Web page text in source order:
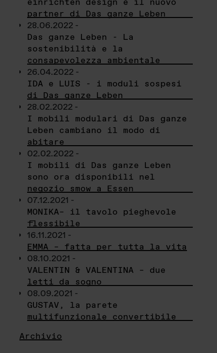
partner di Das ganze Leben
28.06.2022 -
Das ganze Leben - La
sostenibilità e la
consapevolezza ambientale
26.04.2022 -
IDA e LUIS - i moduli sospesi
di Das ganze Leben
28.02.2022 -
I mobili modulari di Das ganze
Leben cambiano il modo di
abitare
02.02.2022 -
I mobili di Das ganze Leben
sono ora disponibili nel
negozio smow a Essen
07.12.2021 -
MONIKA– il tavolo pieghevole
flessibile
16.11.2021 -
EMMA – fatta per tutta la vita
08.10.2021 -
VALENTIN & VALENTINA – due
letti da sogno
08.09.2021 -
GUSTAV, la parete
multifunzionale convertibile
Archivio